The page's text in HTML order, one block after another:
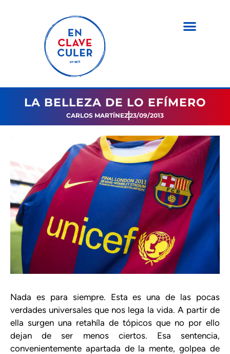
LA BELLEZA DE LO EFÍMERO
CARLOS MARTÍNEZ23/09/2013
Nada es para siempre. Esta es una de las pocas
verdades universales que nos lega la vida. A partir de
ella surgen una retahíla de tópicos que no por ello
dejan de ser menos ciertos. Esa sentencia,
convenientemente apartada de la mente, golpea de